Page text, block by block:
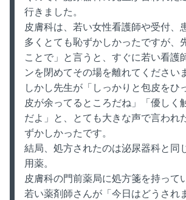
行きました。
皮膚科は、若い女性看護師や受付、
多くとても恥ずかしかったですが、
ことで」と言うと、すぐに若い看護
ンを閉めてその場を離れてください
しかし先生が「しっかりと包皮をひ
皮が余ってるところだね」「優しく
だよ」と、とても大きな声で言われ
ずかしかったです。
結局、処方されたのは泌尿器科と同
用薬。
皮膚科の門前薬局に処方箋を持って
若い薬剤師さんが「今日はどうされ